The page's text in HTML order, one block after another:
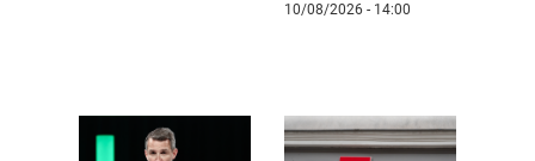
10/08/2026 - 14:00